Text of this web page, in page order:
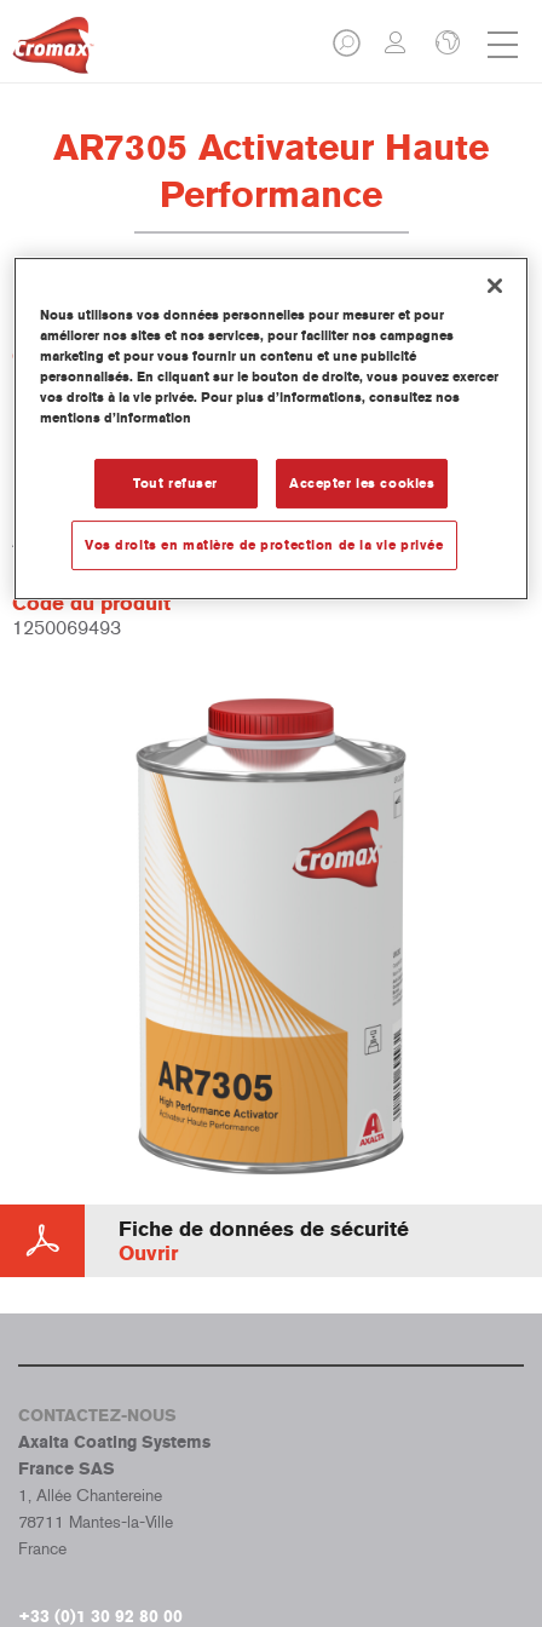
AR7305 Activateur Haute
Performance
Caractéristiques du produit
Product Variant
Numéro article
AR7305 1.00 LI
Code du produit
1250069493
Fiche de données de sécurité
Ouvrir
CONTACTEZ-NOUS
Axalta Coating Systems
France SAS
1, Allée Chantereine
78711 Mantes-la-Ville
France
+33 (0)1 30 92 80 00
Nous utilisons vos données personnelles pour mesurer et pour
améliorer nos sites et nos services, pour faciliter nos campagnes
marketing et pour vous fournir un contenu et une publicité
personnalisés. En cliquant sur le bouton de droite, vous pouvez exercer
vos droits à la vie privée. Pour plus d’informations, consultez nos
mentions d’information
Tout refuser Accepter les cookies
Vos droits en matière de protection de la vie privée